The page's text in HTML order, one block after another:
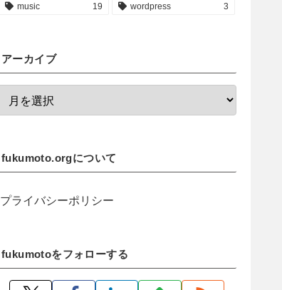
music 19 wordpress 3
アーカイブ
fukumoto.orgについて
プライバシーポリシー
fukumotoをフォローする